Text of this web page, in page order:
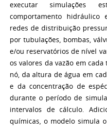
executar simulações
comportamento
redes de distribuição
por tubulações, bombas,
e/ou reservatórios de nível
os valores da vazão em
nó, da altura de água em
e da concentração de
durante o período de
intervalos de cálculo.
químicas, o modelo simula